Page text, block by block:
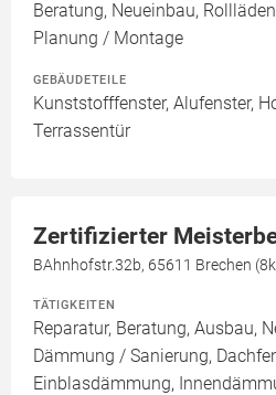
Beratung, Neueinbau,
Planung / Montage
GEBÄUDETEILE
Kunststofffenster, Alufenster,
Terrassentür
Zertifizierter
BAhnhofstr.32b, 65611 Brechen
TÄTIGKEITEN
Reparatur, Beratung, Ausbau,
Dämmung / Sanierung,
Einblasdämmung,